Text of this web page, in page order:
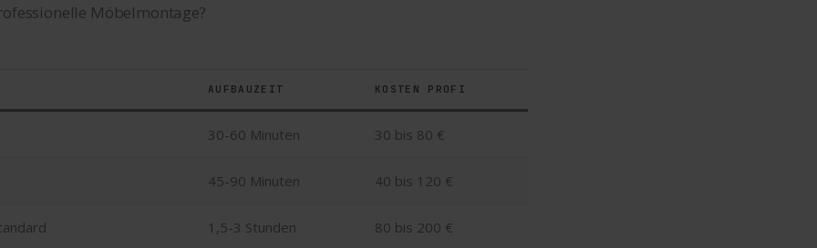
Möbelmontage?
AUFBAUZEIT KOSTEN PROFI
30-60 Minuten 30 bis 80 €
45-90 Minuten 40 bis 120 €
1,5-3 Stunden 80 bis 200 €